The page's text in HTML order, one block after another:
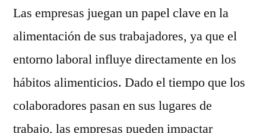
Las empresas juegan un papel clave en la
alimentación de sus trabajadores, ya que el
entorno laboral influye directamente en los
hábitos alimenticios. Dado el tiempo que los
colaboradores pasan en sus lugares de
trabajo, las empresas pueden impactar